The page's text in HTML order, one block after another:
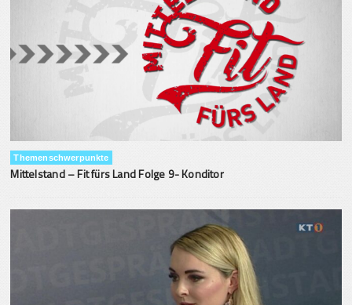
Themenschwerpunkte
Mittelstand – Fit fürs Land Folge 9- Konditor